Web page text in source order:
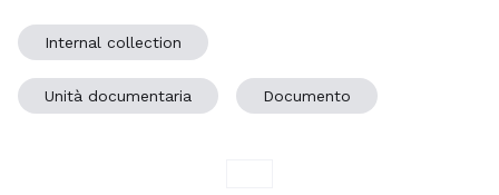
Internal collection
Unità documentaria Documento